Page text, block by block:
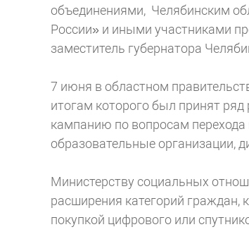
объединениями, Челябинским
России» и иными участниками
заместитель губернатора
7 июня в областном
итогам которого был принят
кампанию по вопросам
образовательные организации,
Министерству социальных
расширения категорий
покупкой цифрового или